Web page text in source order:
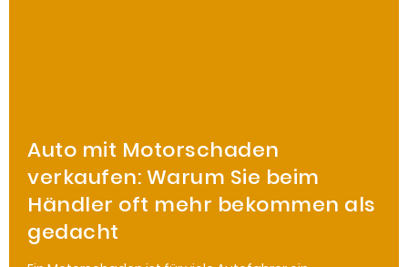
Auto mit Motorschaden
verkaufen: Warum Sie beim
Händler oft mehr bekommen als
gedacht